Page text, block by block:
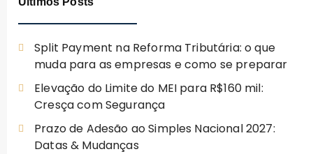
Split Payment na Reforma Tributária: o que
muda para as empresas e como se preparar
Elevação do Limite do MEI para R$160 mil:
Cresça com Segurança
Prazo de Adesão ao Simples Nacional 2027:
Datas & Mudanças